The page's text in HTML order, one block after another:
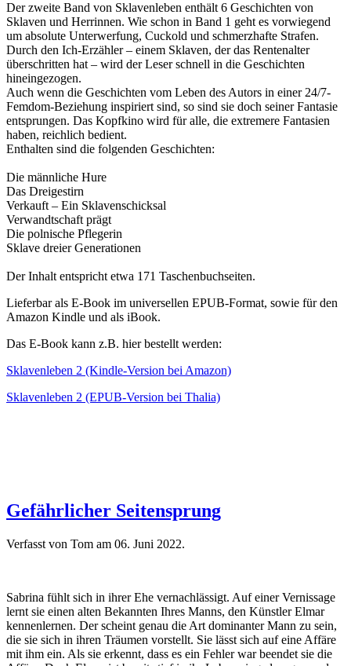
Der zweite Band von Sklavenleben enthält 6 Geschichten von
Sklaven und Herrinnen. Wie schon in Band 1 geht es vorwiegend
um absolute Unterwerfung, Cuckold und schmerzhafte Strafen.
Durch den Ich-Erzähler – einem Sklaven, der das Rentenalter
überschritten hat – wird der Leser schnell in die Geschichten
hineingezogen.
Auch wenn die Geschichten vom Leben des Autors in einer 24/7-
Femdom-Beziehung inspiriert sind, so sind sie doch seiner Fantasie
entsprungen. Das Kopfkino wird für alle, die extremere Fantasien
haben, reichlich bedient.
Enthalten sind die folgenden Geschichten:
Die männliche Hure
Das Dreigestirn
Verkauft – Ein Sklavenschicksal
Verwandtschaft prägt
Die polnische Pflegerin
Sklave dreier Generationen
Der Inhalt entspricht etwa 171 Taschenbuchseiten.
Lieferbar als E-Book im universellen EPUB-Format, sowie für den
Amazon Kindle und als iBook.
Das E-Book kann z.B. hier bestellt werden:
Sklavenleben 2 (Kindle-Version bei Amazon)
Sklavenleben 2 (EPUB-Version bei Thalia)
Gefährlicher Seitensprung
Verfasst von Tom am 06. Juni 2022.
Sabrina fühlt sich in ihrer Ehe vernachlässigt. Auf einer Vernissage
lernt sie einen alten Bekannten Ihres Manns, den Künstler Elmar
kennenlernen. Der scheint genau die Art dominanter Mann zu sein,
die sie sich in ihren Träumen vorstellt. Sie lässt sich auf eine Affäre
mit ihm ein. Als sie erkennt, dass es ein Fehler war beendet sie die